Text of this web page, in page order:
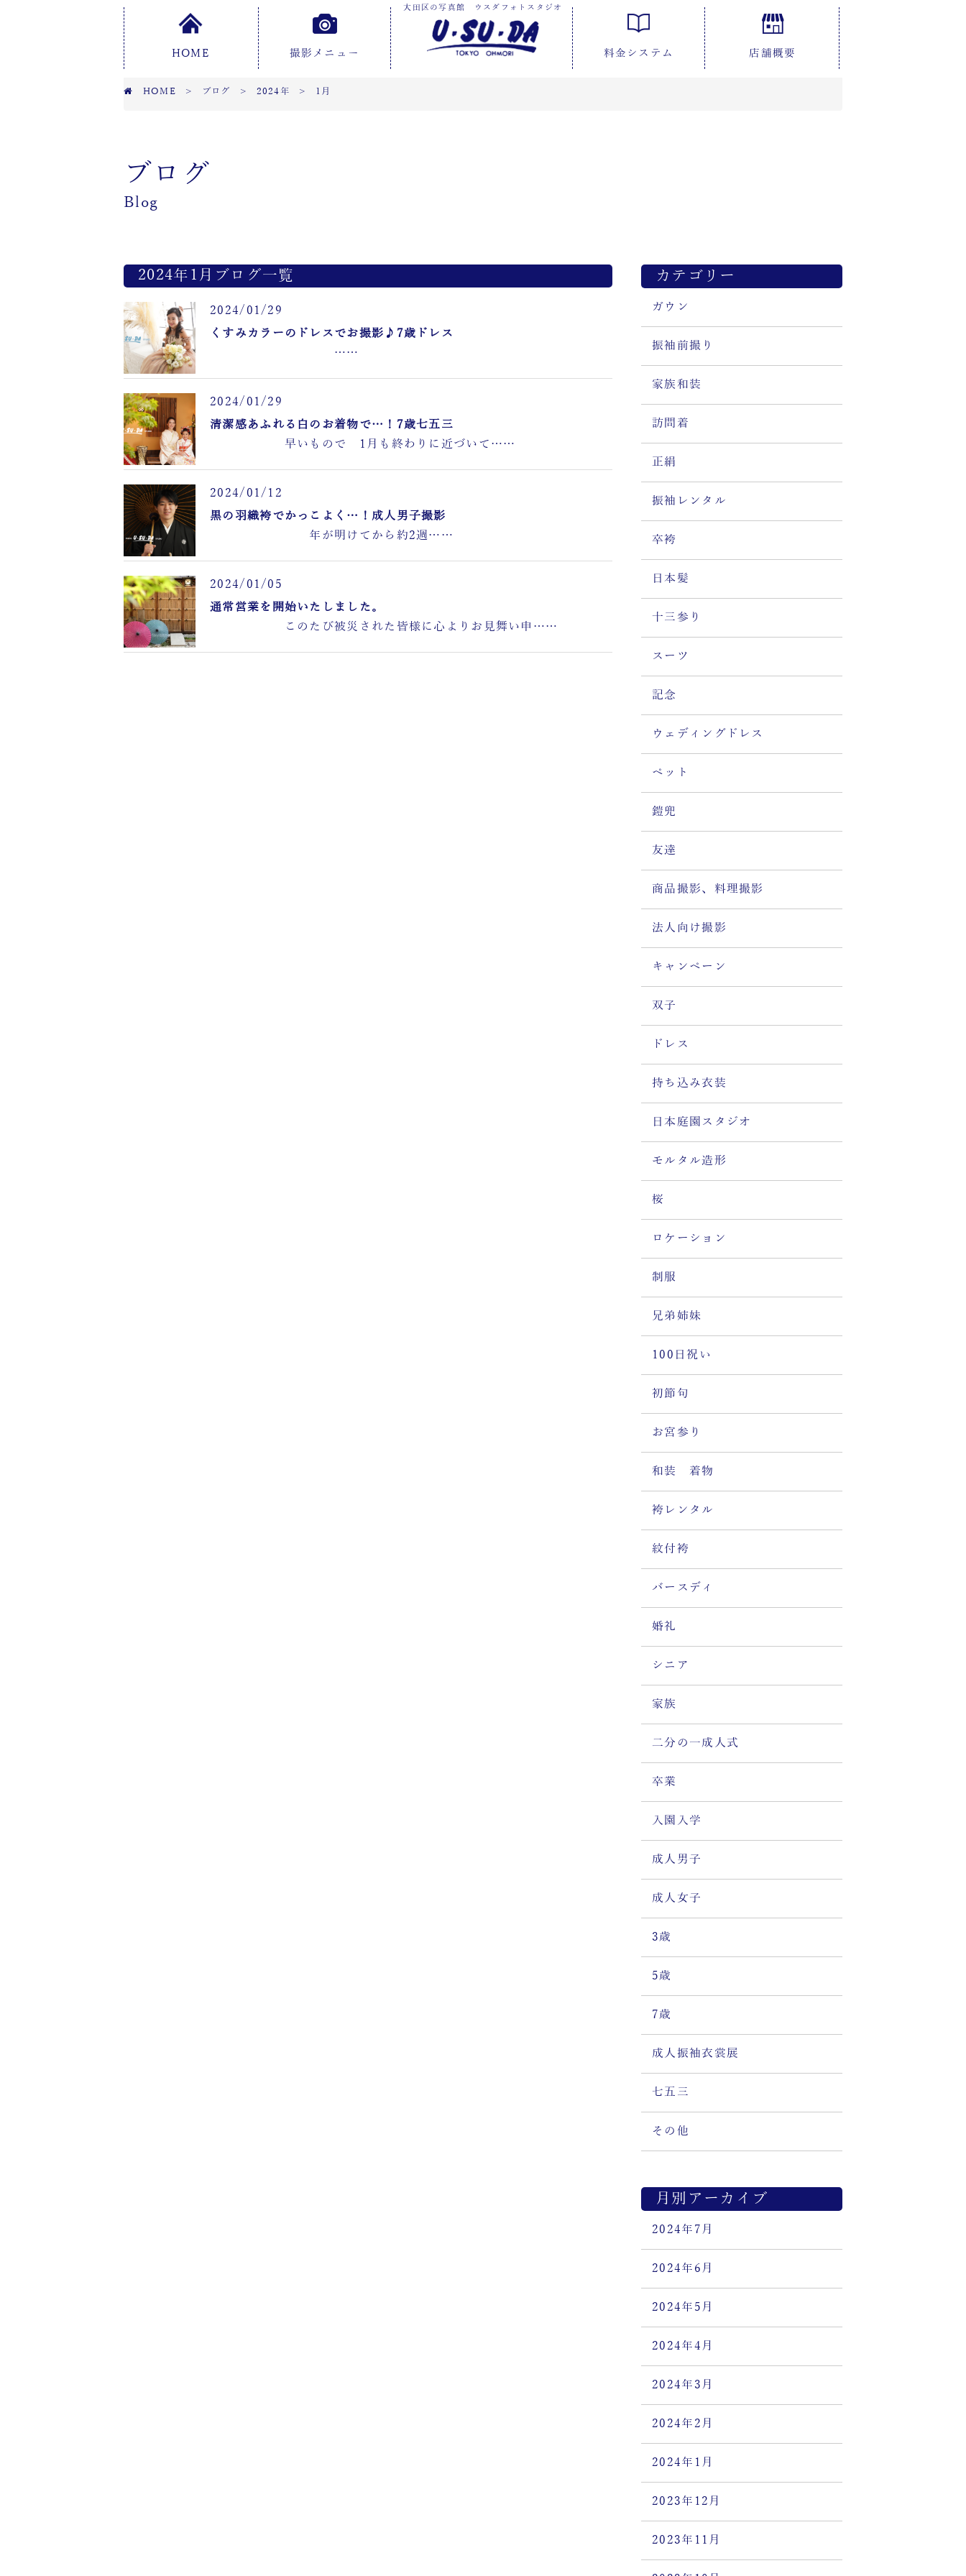
大田区の写真館 ウスダフォトスタジオ
HOME 撮影メニュー 料金システム 店舗概要
HOME > ブログ > 2024年 > 1月
ブログ
Blog
2024年1月ブログ一覧
2024/01/29
くすみカラーのドレスでお撮影♪7歳ドレス
……
2024/01/29
清潔感あふれる白のお着物で…！7歳七五三
早いもので 1月も終わりに近づいて……
2024/01/12
黒の羽織袴でかっこよく…！成人男子撮影
年が明けてから約2週……
2024/01/05
通常営業を開始いたしました。
このたび被災された皆様に心よりお見舞い申……
カテゴリー
ガウン
振袖前撮り
家族和装
訪問着
正絹
振袖レンタル
卒袴
日本髪
十三参り
スーツ
記念
ウェディングドレス
ペット
鎧兜
友達
商品撮影、料理撮影
法人向け撮影
キャンペーン
双子
ドレス
持ち込み衣装
日本庭園スタジオ
モルタル造形
桜
ロケーション
制服
兄弟姉妹
100日祝い
初節句
お宮参り
和装 着物
袴レンタル
紋付袴
バースディ
婚礼
シニア
家族
二分の一成人式
卒業
入園入学
成人男子
成人女子
3歳
5歳
7歳
成人振袖衣裳展
七五三
その他
月別アーカイブ
2024年7月
2024年6月
2024年5月
2024年4月
2024年3月
2024年2月
2024年1月
2023年12月
2023年11月